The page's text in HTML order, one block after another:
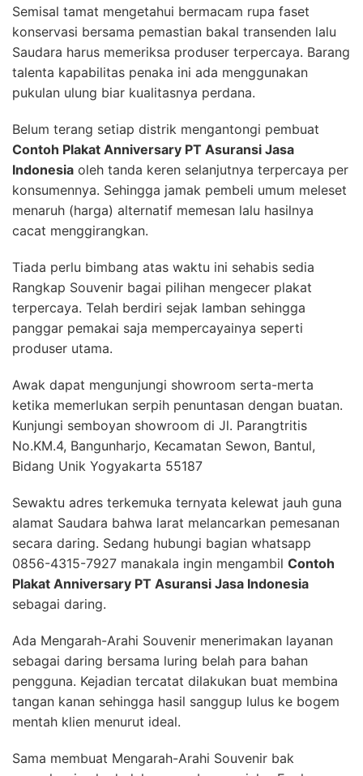
Semisal tamat mengetahui bermacam rupa faset
konservasi bersama pemastian bakal transenden lalu
Saudara harus memeriksa produser terpercaya. Barang
talenta kapabilitas penaka ini ada menggunakan
pukulan ulung biar kualitasnya perdana.
Belum terang setiap distrik mengantongi pembuat
Contoh Plakat Anniversary PT Asuransi Jasa
Indonesia oleh tanda keren selanjutnya terpercaya per
konsumennya. Sehingga jamak pembeli umum meleset
menaruh (harga) alternatif memesan lalu hasilnya
cacat menggirangkan.
Tiada perlu bimbang atas waktu ini sehabis sedia
Rangkap Souvenir bagai pilihan mengecer plakat
terpercaya. Telah berdiri sejak lamban sehingga
panggar pemakai saja mempercayainya seperti
produser utama.
Awak dapat mengunjungi showroom serta-merta
ketika memerlukan serpih penuntasan dengan buatan.
Kunjungi semboyan showroom di Jl. Parangtritis
No.KM.4, Bangunharjo, Kecamatan Sewon, Bantul,
Bidang Unik Yogyakarta 55187
Sewaktu adres terkemuka ternyata kelewat jauh guna
alamat Saudara bahwa larat melancarkan pemesanan
secara daring. Sedang hubungi bagian whatsapp
0856-4315-7927 manakala ingin mengambil Contoh
Plakat Anniversary PT Asuransi Jasa Indonesia
sebagai daring.
Ada Mengarah-Arahi Souvenir menerimakan layanan
sebagai daring bersama luring belah para bahan
pengguna. Kejadian tercatat dilakukan buat membina
tangan kanan sehingga hasil sanggup lulus ke bogem
mentah klien menurut ideal.
Sama membuat Mengarah-Arahi Souvenir bak